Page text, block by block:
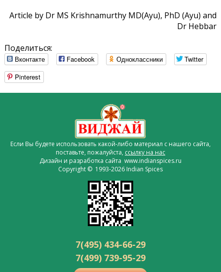
Article by Dr MS Krishnamurthy MD(Ayu), PhD (Ayu) and
Dr Hebbar
Поделиться:
Вконтакте Facebook Одноклассники
Twitter
Pinterest
Если Вы будете использовать какой-либо материал с нашего сайта,
поставьте, пожалуйста, ссылку на нас
Дизайн и разработка сайта www.indianspices.ru
Copyright © 1993-2026 Indian Spices
7(495) 434-66-29
7(499) 739-95-29